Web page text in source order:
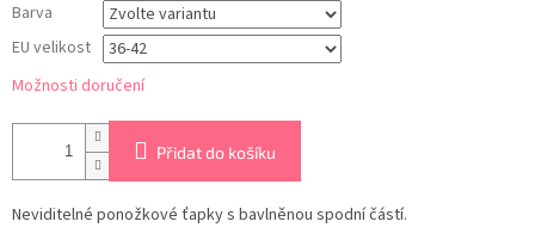
Barva
EU velikost
Možnosti doručení
Přidat do košíku
Neviditelné ponožkové ťapky s bavlněnou spodní částí.